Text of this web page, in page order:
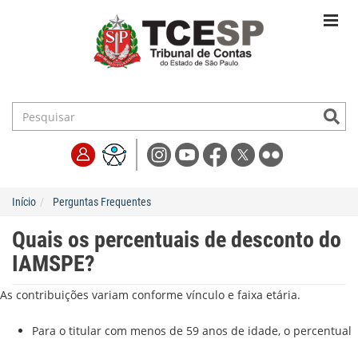
Início Perguntas Frequentes
Quais os percentuais de desconto do
IAMSPE?
As contribuições variam conforme vínculo e faixa etária.
Para o titular com menos de 59 anos de idade, o percentual